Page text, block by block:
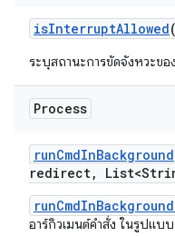
isInterruptAllowed
ระบุสถานะการขัดจังหวะขอ
Process
runCmdInBackground
redirect,
อาร์กิวเมนต์คำสั่ง ในรูปแบบ